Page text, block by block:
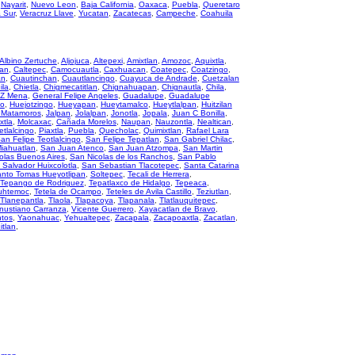
Nayarit, Nuevo Leon Baja California Oaxaca Puebla
Queretaro
Sur, Veracruz Llave Yucatan Zacatecas, Campeche
Coahuila
Albino Zertuche Aljojuca Altepexi, Amixtlan Amozoc, Aquixtla
Caltepec, Camocuautla Caxhuacan Coatepec, Coatzingo,
Cuautinchan Cuautlancingo, Cuayuca de Andrade
Cuetzalan
Chietla Chigmecatitlan Chignahuapan Chignautla Chila
Mena General Felipe Angeles, Guadalupe
Guadalupe
, Huejotzingo, Hueyapan Hueytamalco, Hueytlalpan
Huitzilan
, Jalpan Jolalpan Jonotla Jopala Juan C Bonilla
Molcaxac, Cañada Morelos, Naupan Nauzontla Nealtican
, Piaxtla Puebla Quecholac, Quimixtlan
Rafael Lara
Felipe Teotlalcingo, San Felipe Tepatlan San Gabriel Chilac,
San Juan Atenco, San Juan Atzompa
San Martin
Buenos Aires, San Nicolas de los Ranchos, San Pablo
Salvador Huixcolotla San Sebastian Tlacotepec, Santa Catarina
Tomas Hueyotlipan Soltepec, Tecali de Herrera
Tepango de Rodriguez, Tepatlaxco de Hidalgo, Tepeaca
, Tetela de Ocampo, Teteles de Avila Castillo, Teziutlan
Tlanepantla Tlaola Tlapacoya Tlapanala Tlatlauquitepec,
Carranza Vicente Guerrero, Xayacatlan de Bravo,
, Yaonahuac, Yehualtepec, Zacapala Zacapoaxtla Zacatlan